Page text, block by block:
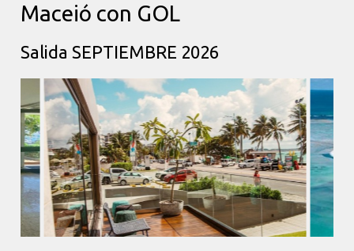
Maceió con GOL
Salida SEPTIEMBRE 2026